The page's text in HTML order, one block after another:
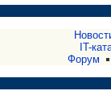
IT-
Форум